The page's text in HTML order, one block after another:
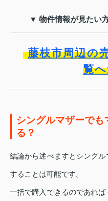
▼ 物件情報が見たい
藤枝市周辺の
覧
シングルマザーでも
る？
結論から述べますとシング
することは可能です。
一括で購入できるのであれ